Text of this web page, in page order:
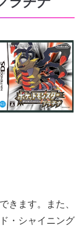
きます。また、
・シャイニング